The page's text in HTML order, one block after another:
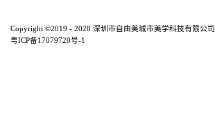
Copyright ©2019 - 2020 深圳市自由美城市美学科技有限公司
粤ICP备17079720号-1